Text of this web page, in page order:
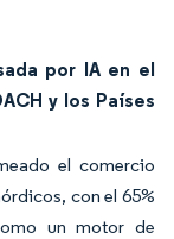
por IA en el
y los Países
el comercio
con el 65%
un motor de